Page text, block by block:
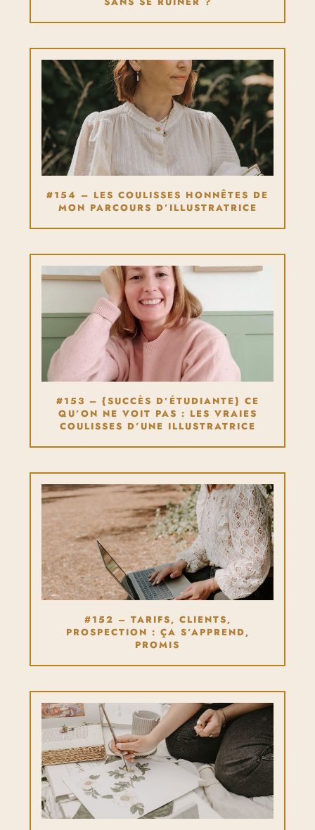
#154 – LES COULISSES HONNÊTES DE
MON PARCOURS D’ILLUSTRATRICE
#153 – {SUCCÈS D’ÉTUDIANTE} CE
QU’ON NE VOIT PAS : LES VRAIES
COULISSES D’UNE ILLUSTRATRICE
#152 – TARIFS, CLIENTS,
PROSPECTION : ÇA S’APPREND,
PROMIS